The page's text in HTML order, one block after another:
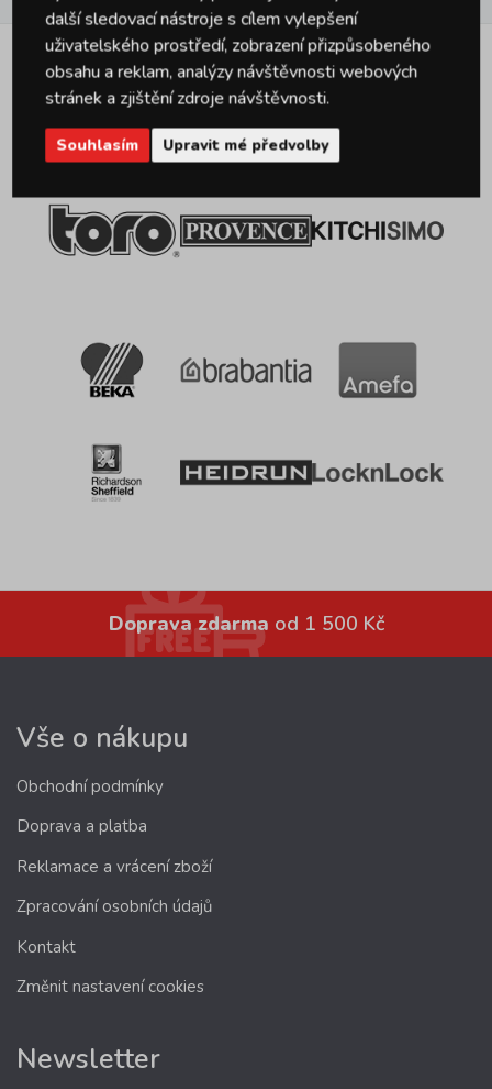
Jsme přímí dovozcirenomovaných
značek
Doprava zdarma od 1 500 Kč
Vše o nákupu
Obchodní podmínky
Doprava a platba
Reklamace a vrácení zboží
Zpracování osobních údajů
Kontakt
Změnit nastavení cookies
Newsletter
další sledovací nástroje s cílem vylepšení
uživatelského prostředí, zobrazení přizpůsobeného
obsahu a reklam, analýzy návštěvnosti webových
stránek a zjištění zdroje návštěvnosti.
Souhlasím Upravit mé předvolby